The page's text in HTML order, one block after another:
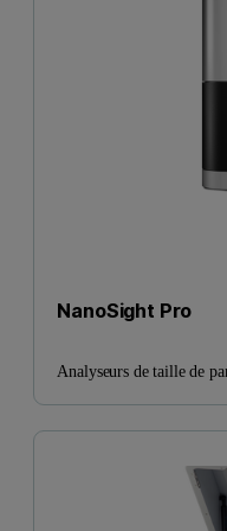
NanoSight Pro
Analyseurs de taille de